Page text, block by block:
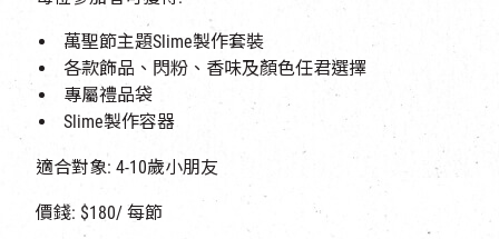
萬聖節主題Slime製作套裝
各款飾品、閃粉、香味及顏色任君選擇
專屬禮品袋
Slime製作容器
適合對象: 4-10歲小朋友
價錢: $180/ 每節